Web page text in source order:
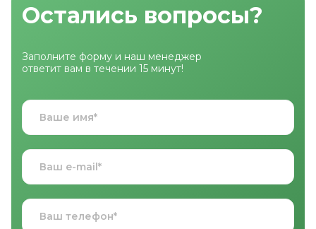
Остались вопросы?
Заполните форму и наш менеджер
ответит вам в течении 15 минут!